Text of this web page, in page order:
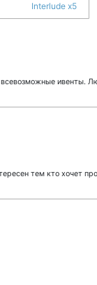
Interlude x5
ивенты.
тем кто хочет